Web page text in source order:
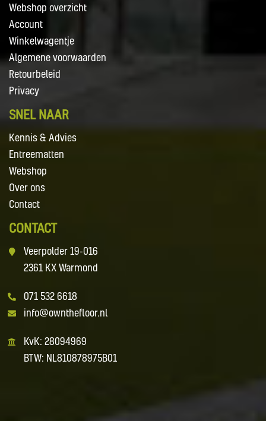
Webshop overzicht
Account
Winkelwagentje
Algemene voorwaarden
Retourbeleid
Privacy
SNEL NAAR
Kennis & Advies
Entreematten
Webshop
Over ons
Contact
CONTACT
Veerpolder 19-016
2361 KX Warmond
071 532 6618
info@ownthefloor.nl
KvK: 28094969
BTW: NL810878975B01